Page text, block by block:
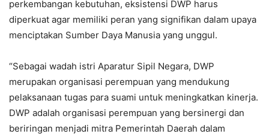
perkembangan kebutuhan, eksistensi DWP harus
diperkuat agar memiliki peran yang signifikan dalam upaya
menciptakan Sumber Daya Manusia yang unggul.
“Sebagai wadah istri Aparatur Sipil Negara, DWP
merupakan organisasi perempuan yang mendukung
pelaksanaan tugas para suami untuk meningkatkan kinerja.
DWP adalah organisasi perempuan yang bersinergi dan
beriringan menjadi mitra Pemerintah Daerah dalam